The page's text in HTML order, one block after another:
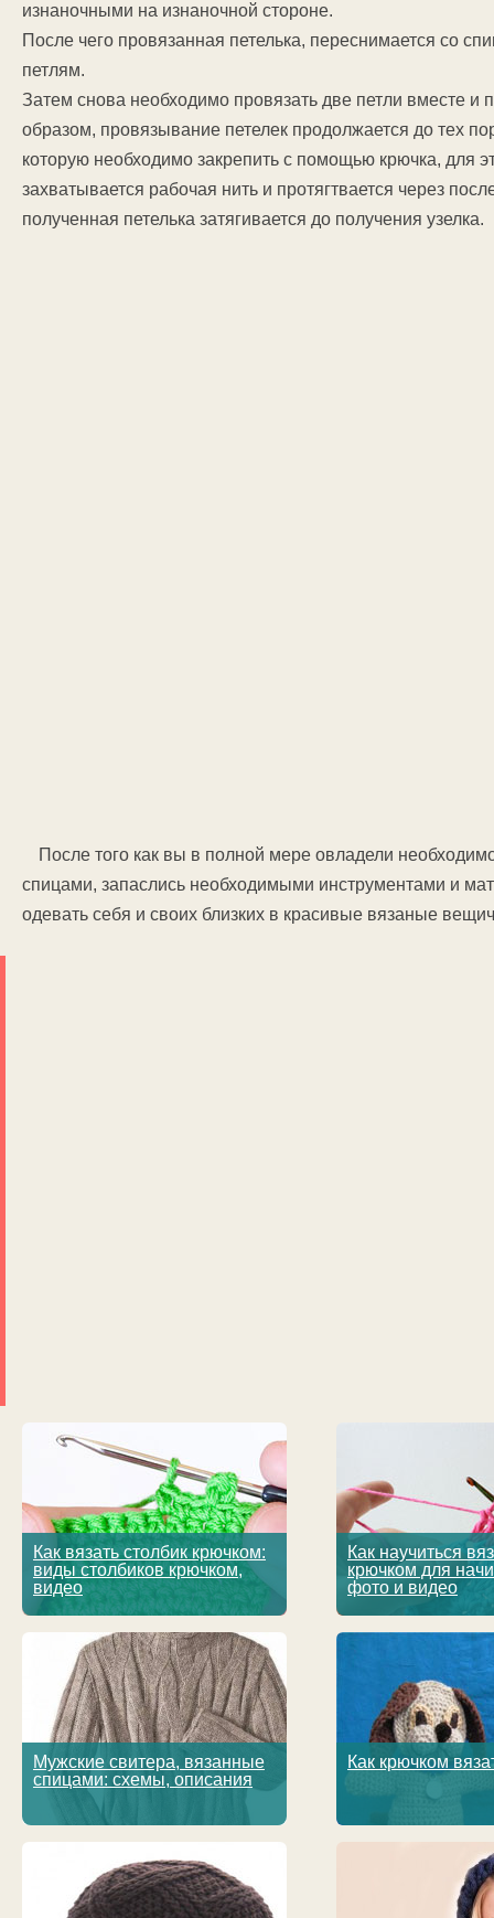
изнаночными на изнаночной стороне.
После чего провязанная петелька, переснимается со
петлям.
Затем снова необходимо провязать две петли вместе и
образом, провязывание петелек продолжается до тех
которую необходимо закрепить с помощью крючка, для
захватывается рабочая нить и протягтвается через
полученная петелька затягивается до получения узелка.
После того как вы в полной мере овладели
спицами, запаслись необходимыми инструментами и
одевать себя и своих близких в красивые вязаные
Как вязать столбик крючком:
виды столбиков крючком,
видео
Как научиться
крючком для
фото и видео
Мужские свитера, вязанные
спицами: схемы, описания
Как крючком